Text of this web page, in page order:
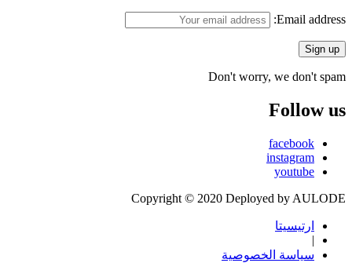
Email address:
Don't worry, we don't spam
Follow us
facebook
instagram
youtube
Copyright © 2020 Deployed by AULODE
ارتيسيتا
|
سياسة الخصوصية